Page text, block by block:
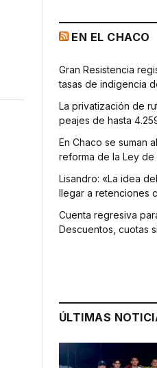
EN EL CHACO
Gran Resistencia
tasas de indigencia
La privatización de
peajes de hasta
En Chaco se suman
reforma de la Ley de
Lisandro: «La idea
llegar a retenciones
Cuenta regresiva
Descuentos, cuotas
ÚLTIMAS